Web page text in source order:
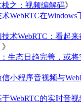
之：视频编解码》
WebRTC在Windows
术WebRTC：看起
》
生态日趋完善，或
小程序音视频与
WebRTC的实时音